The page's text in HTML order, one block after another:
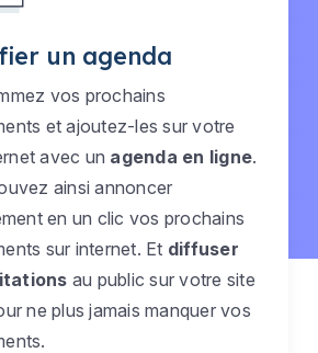
un agenda
vos prochains
et ajoutez-les sur votre
avec un agenda en ligne.
ainsi annoncer
en un clic vos prochains
sur internet. Et diffuser
au public sur votre site
ne plus jamais manquer vos